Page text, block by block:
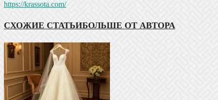
https://krassota.com/
СХОЖИЕ СТАТЬИБОЛЬШЕ ОТ АВТОРА